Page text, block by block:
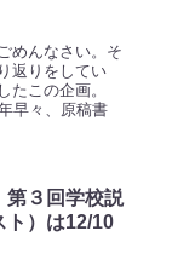
めんなさい。そ
返りをしてい
たこの企画。
早々、原稿書
第３回学校説
ト）は12/10